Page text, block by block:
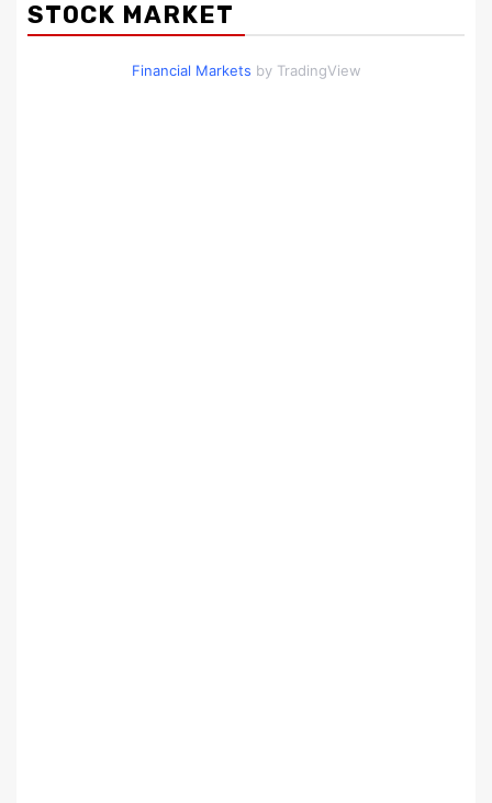
STOCK MARKET
Financial Markets by TradingView